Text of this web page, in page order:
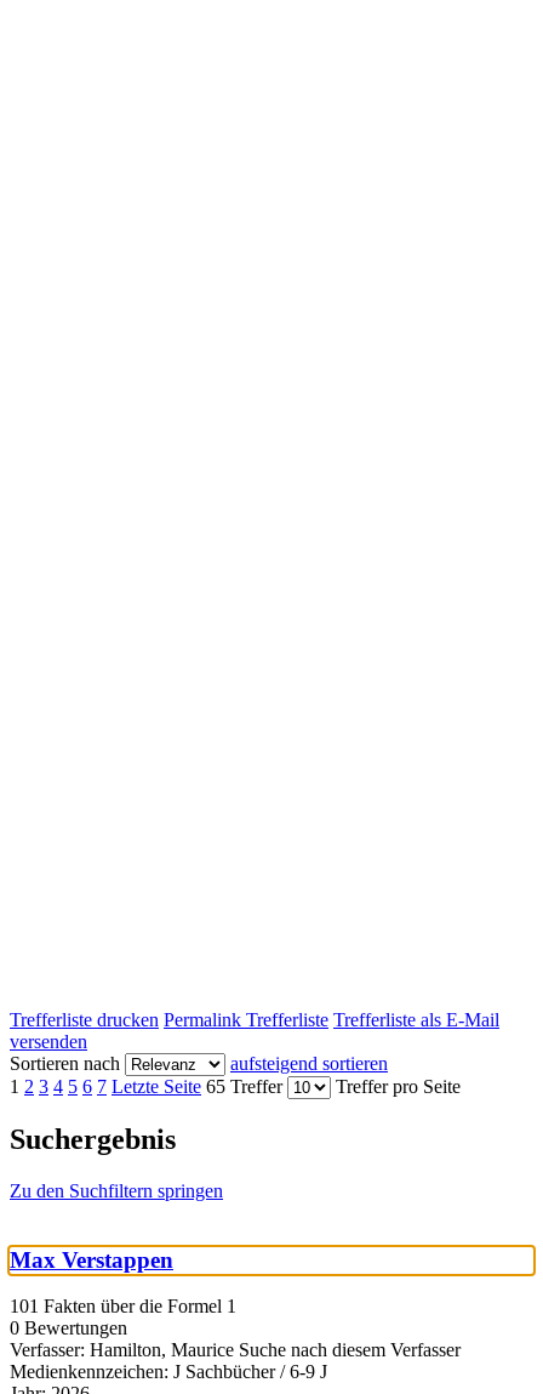
Trefferliste drucken Permalink Trefferliste Trefferliste als E-Mail
versenden
Sortieren nach
aufsteigend sortieren
1 2 3 4 5 6 7 Letzte Seite 65 Treffer Treffer pro Seite
Suchergebnis
Zu den Suchfiltern springen
Max Verstappen
101 Fakten über die Formel 1
0 Bewertungen
Verfasser: Hamilton, Maurice Suche nach diesem Verfasser
Medienkennzeichen: J Sachbücher / 6-9 J